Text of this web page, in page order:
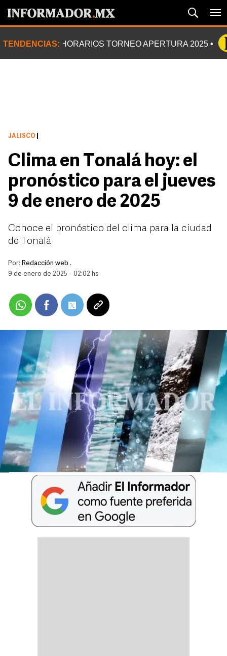
TENDENCIAS: HORARIOS TORNEO APERTURA 2025
JALISCO
Clima en Tonalá hoy: el
pronóstico para el jueves
9 de enero de 2025
Conoce el pronóstico del clima para la ciudad
de Tonalá
Por: Redacción web .
9 de enero de 2025 - 02:02 hs